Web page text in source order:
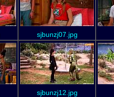
sjbunzj07.jpg
sjbunzj12.jpg